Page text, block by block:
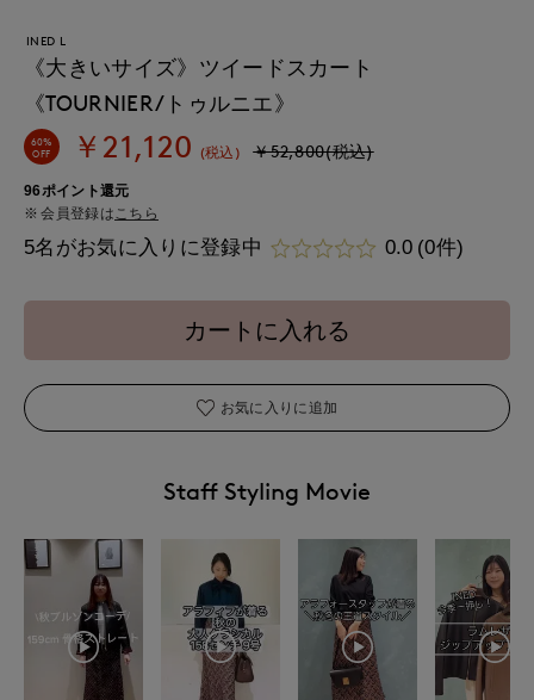
INED L
《大きいサイズ》ツイードスカート
《TOURNIER/トゥルニエ》
60%
OFF
￥21,120 (税込) ￥52,800(税込)
96ポイント還元
会員登録は こちら
5名がお気に入りに登録中 0.0 (0件)
カートに入れる
お気に入りに追加
Staff Styling Movie